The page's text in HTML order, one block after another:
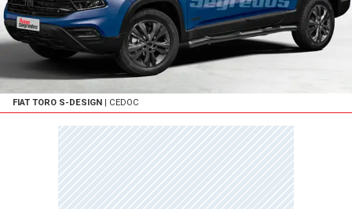
FIAT TORO S-DESIGN | CEDOC